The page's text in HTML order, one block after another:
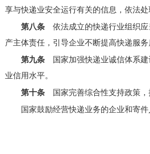
享与快递业安全运行有关的信息，依法
第八条依法成立的快递行业组织应
产主体责任，引导企业不断提高快递服务
第九条国家加强快递业诚信体系建
业信用水平。
第十条国家完善综合性支持政策，
国家鼓励经营快递业务的企业和寄